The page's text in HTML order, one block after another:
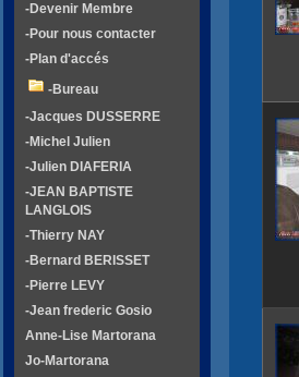
-Devenir Membre
-Pour nous contacter
-Plan d'accés
-Bureau
-Jacques DUSSERRE
-Michel Julien
-Julien DIAFERIA
-JEAN BAPTISTE
LANGLOIS
-Thierry NAY
-Bernard BERISSET
-Pierre LEVY
-Jean frederic Gosio
Anne-Lise Martorana
Jo-Martorana